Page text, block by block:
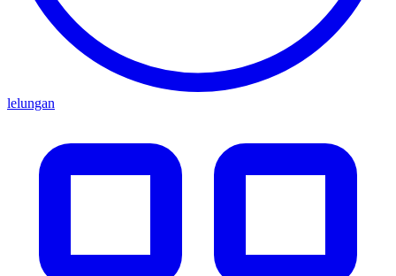
lelungan